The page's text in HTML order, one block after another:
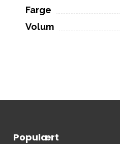
Farge
Volum
Populært